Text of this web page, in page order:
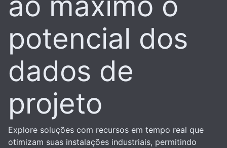
potencial dos
dados de
projeto
Explore soluções com recursos em tempo real que
otimizam suas instalações industriais, permitindo